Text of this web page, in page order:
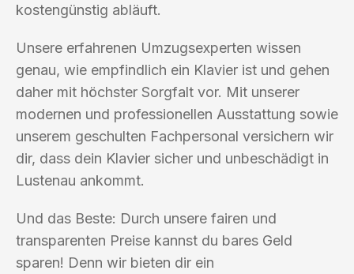
kostengünstig abläuft.
Unsere erfahrenen Umzugsexperten wissen
genau, wie empfindlich ein Klavier ist und gehen
daher mit höchster Sorgfalt vor. Mit unserer
modernen und professionellen Ausstattung sowie
unserem geschulten Fachpersonal versichern wir
dir, dass dein Klavier sicher und unbeschädigt in
Lustenau ankommt.
Und das Beste: Durch unsere fairen und
transparenten Preise kannst du bares Geld
sparen! Denn wir bieten dir ein